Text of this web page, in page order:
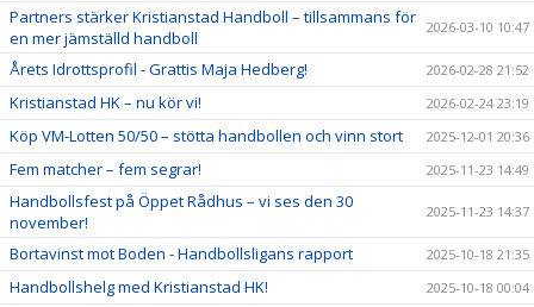
Partners stärker Kristianstad Handboll – tillsammans för
en mer jämställd handboll
2026-03-10 10:47
Årets Idrottsprofil - Grattis Maja Hedberg! 2026-02-28 21:52
Kristianstad HK – nu kör vi! 2026-02-24 23:19
Köp VM-Lotten 50/50 – stötta handbollen och vinn stort 2025-12-01 20:36
Fem matcher – fem segrar! 2025-11-23 14:49
Handbollsfest på Öppet Rådhus – vi ses den 30
november!
2025-11-23 14:37
Bortavinst mot Boden - Handbollsligans rapport 2025-10-18 21:35
Handbollshelg med Kristianstad HK! 2025-10-18 00:04